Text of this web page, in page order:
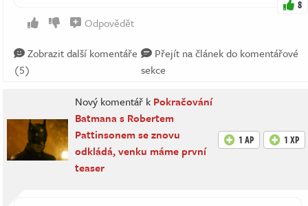
8
Odpovědět
Zobrazit další komentáře
(5)
Přejít na článek do komentářové
sekce
Nový komentář k Pokračování
Batmana s Robertem
Pattinsonem se znovu
odkládá, venku máme první
teaser
1 AP 1 XP